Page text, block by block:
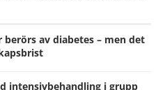
av diabetes – men det
intensivbehandling i grupp